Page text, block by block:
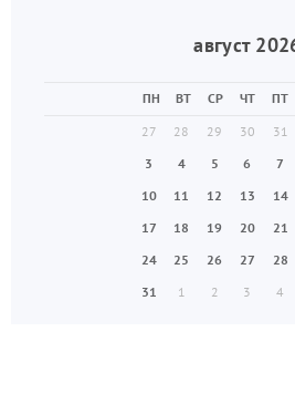
август
ПН ВТ СР ЧТ ПТ
27
28 29 30 31
3
4 5 6 7
10
11 12 13 14
17
18 19 20 21
24
25 26 27 28
31
1 2 3 4